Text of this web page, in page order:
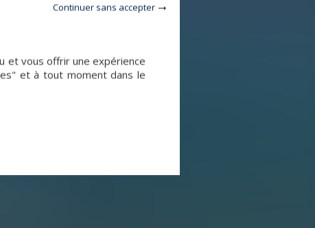
et vous offrir une expérience
et à tout moment dans le
Continuer sans accepter